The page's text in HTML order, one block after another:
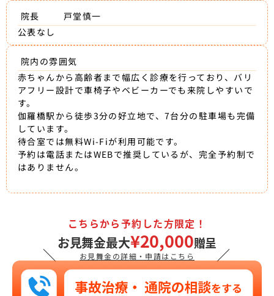
院長
戸堂慎一
公表なし
院内の雰囲気
赤ちゃんから高齢者まで幅広く診療を行っており、バリ
アフリー設計で車椅子やベビーカーでも来院しやすいで
す。
伽羅橋駅から徒歩3分の好立地で、7台分の駐車場も完備
しています。
待合室では無料Wi-Fiが利用可能です。
予約は電話またはWEBで推奨しているが、完全予約制で
はありません。
＼
こちらから予約した方限定！
お見舞金最大¥20,000贈呈
お見舞金の詳細・申請はこちら ／